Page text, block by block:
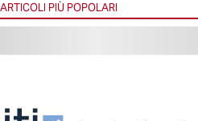
ARTICOLI PIÙ POPOLARI